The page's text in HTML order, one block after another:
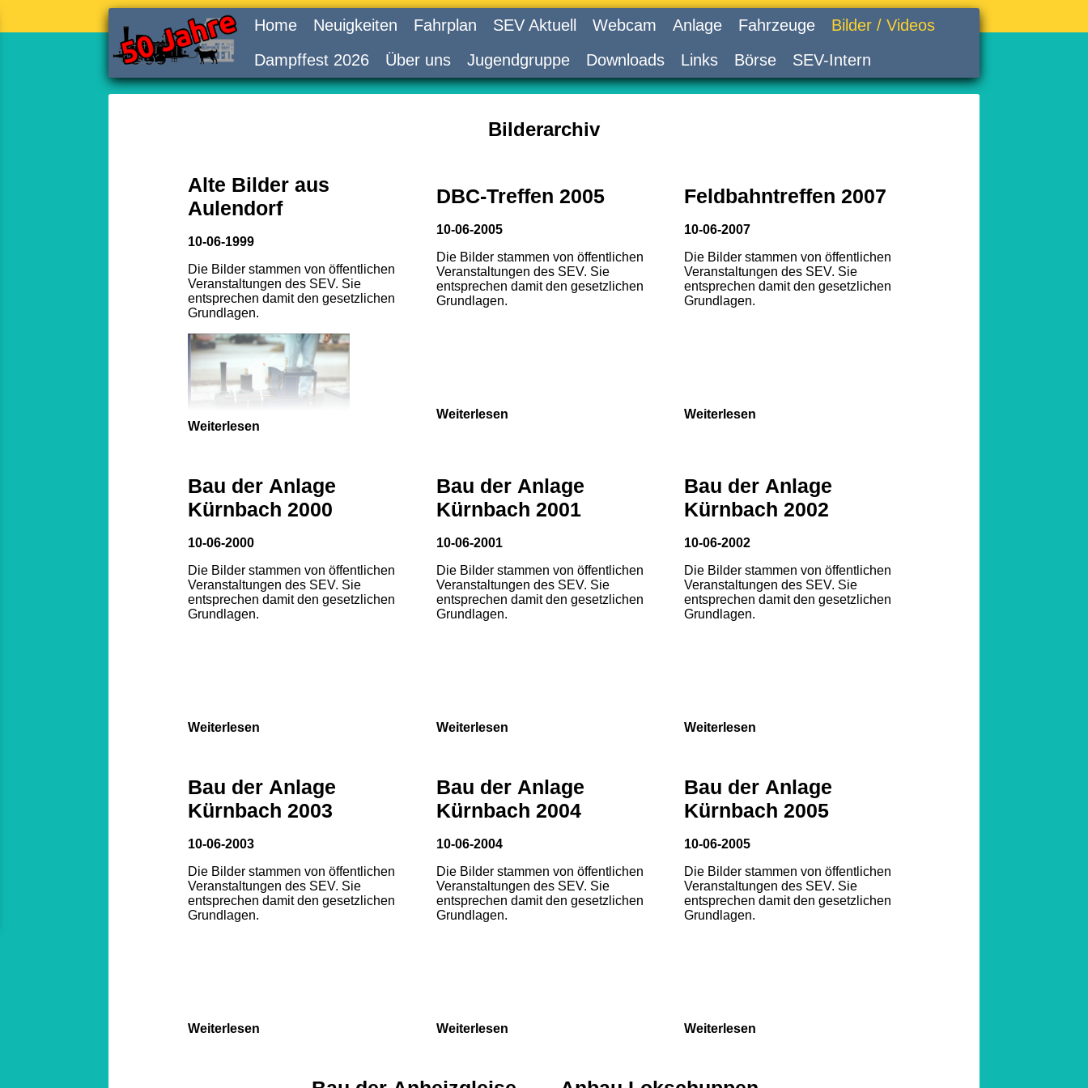
Home Neuigkeiten Fahrplan SEV Aktuell Webcam Anlage Fahrzeuge
Bilder / Videos
Dampffest 2026
Über uns Jugendgruppe Downloads Links Börse SEV-Intern
Bilderarchiv
Alte Bilder aus
Aulendorf
10-06-1999
Die Bilder stammen von öffentlichen
Veranstaltungen des SEV. Sie
entsprechen damit den gesetzlichen
Grundlagen.
Weiterlesen
DBC-Treffen 2005
10-06-2005
Die Bilder stammen von öffentlichen
Veranstaltungen des SEV. Sie
entsprechen damit den gesetzlichen
Grundlagen.
Weiterlesen
Feldbahntreffen 2007
10-06-2007
Die Bilder stammen von öffentlichen
Veranstaltungen des SEV. Sie
entsprechen damit den gesetzlichen
Grundlagen.
Weiterlesen
Bau der Anlage
Kürnbach 2000
10-06-2000
Die Bilder stammen von öffentlichen
Veranstaltungen des SEV. Sie
entsprechen damit den gesetzlichen
Grundlagen.
Weiterlesen
Bau der Anlage
Kürnbach 2001
10-06-2001
Die Bilder stammen von öffentlichen
Veranstaltungen des SEV. Sie
entsprechen damit den gesetzlichen
Grundlagen.
Weiterlesen
Bau der Anlage
Kürnbach 2002
10-06-2002
Die Bilder stammen von öffentlichen
Veranstaltungen des SEV. Sie
entsprechen damit den gesetzlichen
Grundlagen.
Weiterlesen
Bau der Anlage
Kürnbach 2003
10-06-2003
Die Bilder stammen von öffentlichen
Veranstaltungen des SEV. Sie
entsprechen damit den gesetzlichen
Grundlagen.
Weiterlesen
Bau der Anlage
Kürnbach 2004
10-06-2004
Die Bilder stammen von öffentlichen
Veranstaltungen des SEV. Sie
entsprechen damit den gesetzlichen
Grundlagen.
Weiterlesen
Bau der Anlage
Kürnbach 2005
10-06-2005
Die Bilder stammen von öffentlichen
Veranstaltungen des SEV. Sie
entsprechen damit den gesetzlichen
Grundlagen.
Weiterlesen